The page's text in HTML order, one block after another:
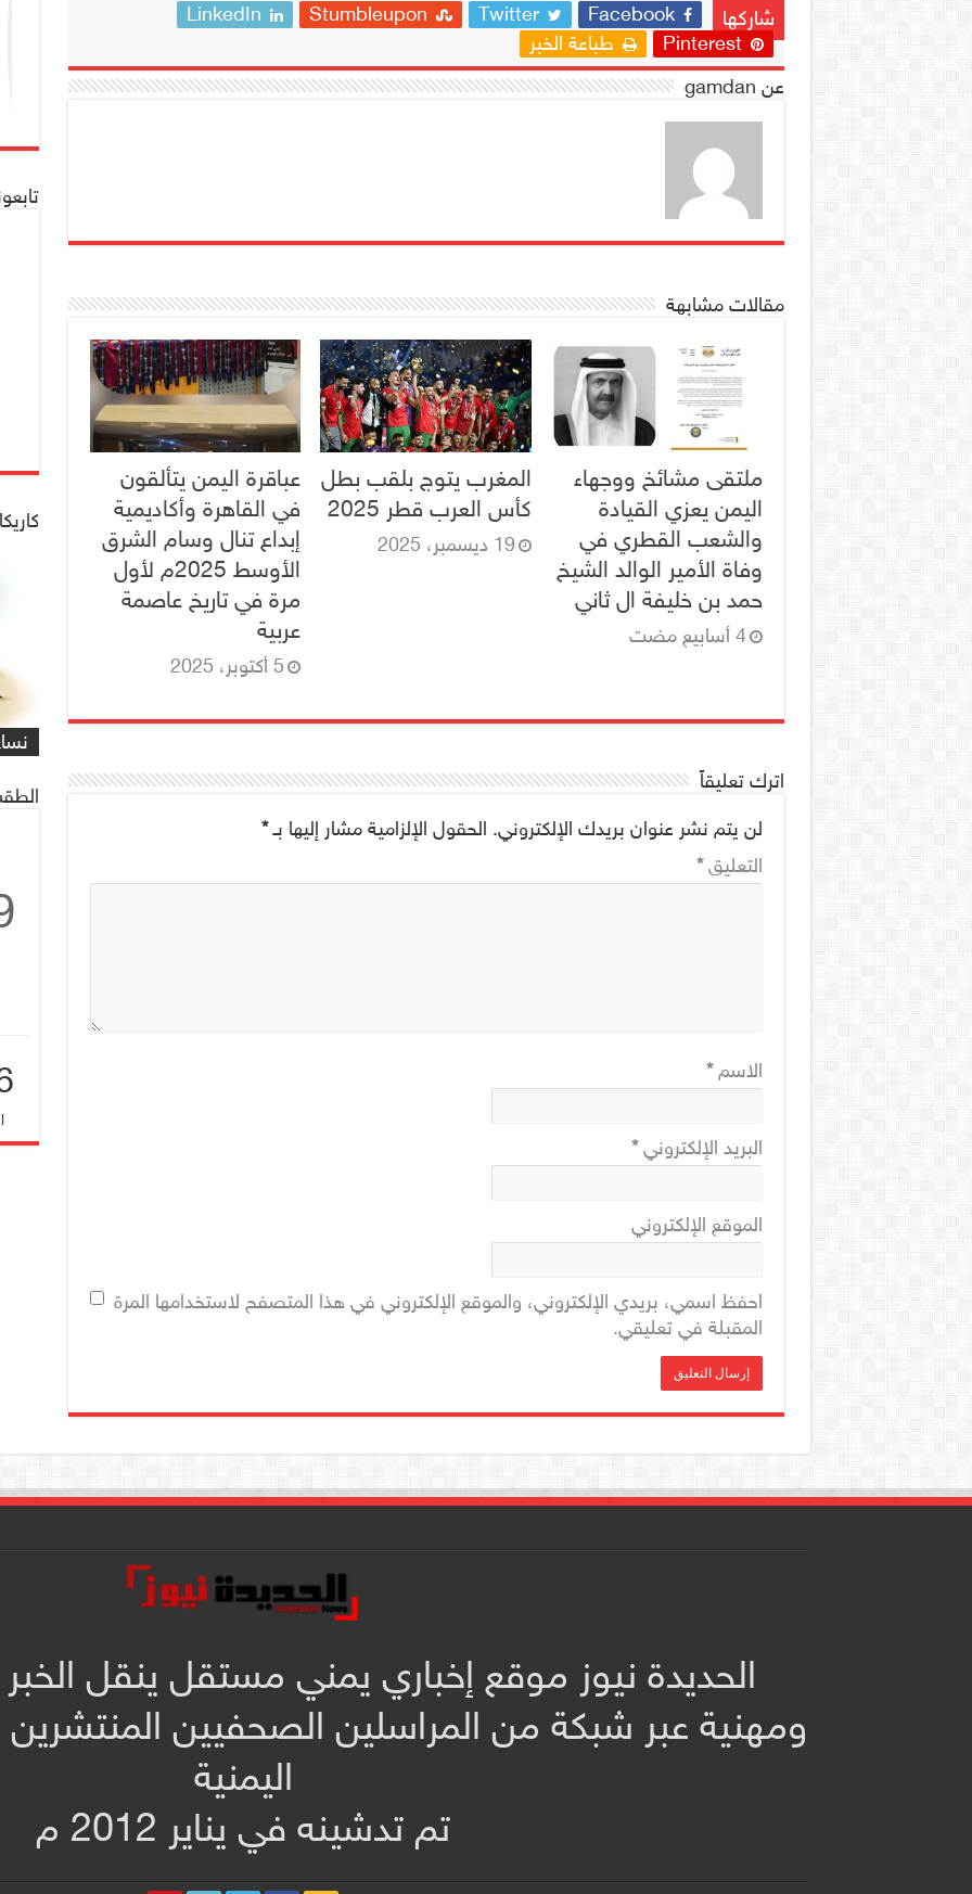
شاركها Facebook
Twitter
Stumbleupon
LinkedIn
Pinterest
طباعة الخبر
عن gamdan
مقالات مشابهة
ملتقى مشائخ ووجهاء
اليمن يعزي القيادة
والشعب القطري في
وفاة الأمير الوالد الشيخ
حمد بن خليفة ال ثاني
‏4 أسابيع مضت
المغرب يتوج بلقب بطل
كأس العرب قطر 2025
19 ديسمبر، 2025
عباقرة اليمن يتألقون
في القاهرة وأكاديمية
إبداع تنال وسام الشرق
الأوسط 2025م لأول
مرة في تاريخ عاصمة
عربية
5 أكتوبر، 2025
اترك تعليقاً
لن يتم نشر عنوان بريدك الإلكتروني. الحقول الإلزامية مشار إليها بـ*
التعليق*
الاسم*
البريد الإلكتروني*
الموقع الإلكتروني
احفظ اسمي، بريدي الإلكتروني، والموقع الإلكتروني في هذا المتصفح لاستخدامها المرة
المقبلة في تعليقي.
/يصادف 1
الحديدة نيوز موقع إخباري يمني مستقل ينقل
ومهنية عبر شبكة من المراسلين الصحفيين
اليمنية
تم تدشينه في يناير 2012 م